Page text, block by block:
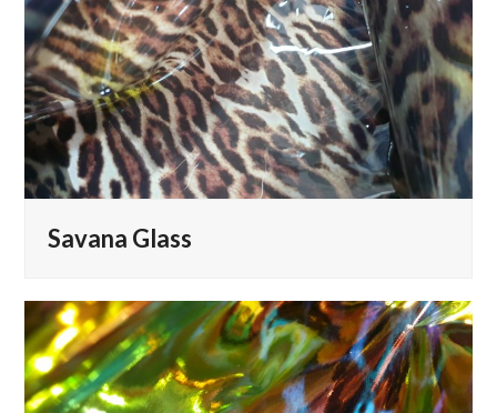
Savana Glass